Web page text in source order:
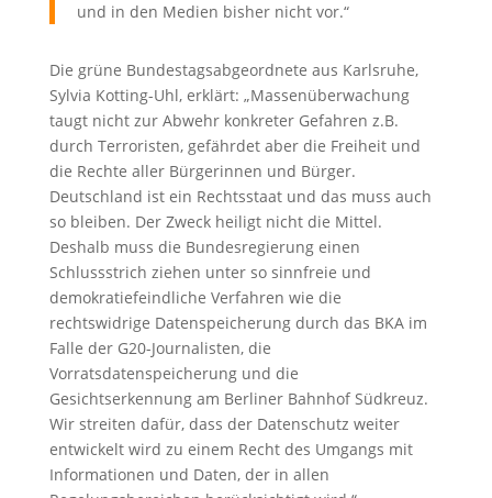
und in den Medien bisher nicht vor.“
Die grüne Bundestagsabgeordnete aus Karlsruhe,
Sylvia Kotting-Uhl, erklärt: „Massenüberwachung
taugt nicht zur Abwehr konkreter Gefahren z.B.
durch Terroristen, gefährdet aber die Freiheit und
die Rechte aller Bürgerinnen und Bürger.
Deutschland ist ein Rechtsstaat und das muss auch
so bleiben. Der Zweck heiligt nicht die Mittel.
Deshalb muss die Bundesregierung einen
Schlussstrich ziehen unter so sinnfreie und
demokratiefeindliche Verfahren wie die
rechtswidrige Datenspeicherung durch das BKA im
Falle der G20-Journalisten, die
Vorratsdatenspeicherung und die
Gesichtserkennung am Berliner Bahnhof Südkreuz.
Wir streiten dafür, dass der Datenschutz weiter
entwickelt wird zu einem Recht des Umgangs mit
Informationen und Daten, der in allen